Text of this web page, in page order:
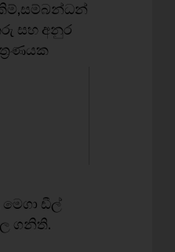
සහ අනුර
ඩීල්
ගනිති.